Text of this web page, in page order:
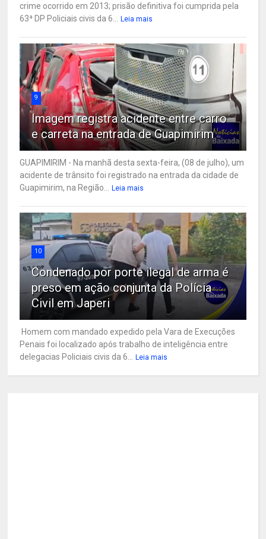
crime ocorrido em 2013; prisão definitiva foi cumprida pela
63ª DP Policiais civis da 6...
Leia mais
9
Imagem registra acidente entre carro
e carreta na entrada de Guapimirim
GUAPIMIRIM - Na manhã desta sexta-feira, (08 de julho), um
acidente de trânsito foi registrado na entrada da cidade de
Guapimirim, na Região...
Leia mais
10
Condenado por porte ilegal de arma é
preso em ação conjunta da Polícia
Civil em Japeri
Homem com mandado expedido pela Vara de Execuções
Penais foi localizado após trabalho de inteligência entre
delegacias Policiais civis da 6...
Leia mais